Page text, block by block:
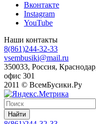
Вконтакте
Instagram
YouTube
Наши контакты
8(861)244-32-33
vsembusiki@mail.ru
350033, Россия,
офис 301
2011 © ВсемБусики.Ру
Найти